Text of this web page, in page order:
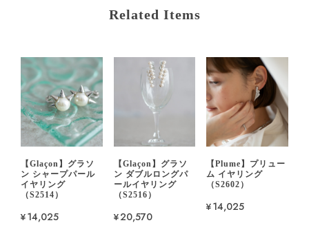
Related Items
【Glaçon】グラソ
ン シャープパール
イヤリング
（S2514）
¥14,025
【Glaçon】グラソ
ン ダブルロングパ
ールイヤリング
（S2516）
¥20,570
【Plume】プリュー
ム イヤリング
（S2602）
¥14,025